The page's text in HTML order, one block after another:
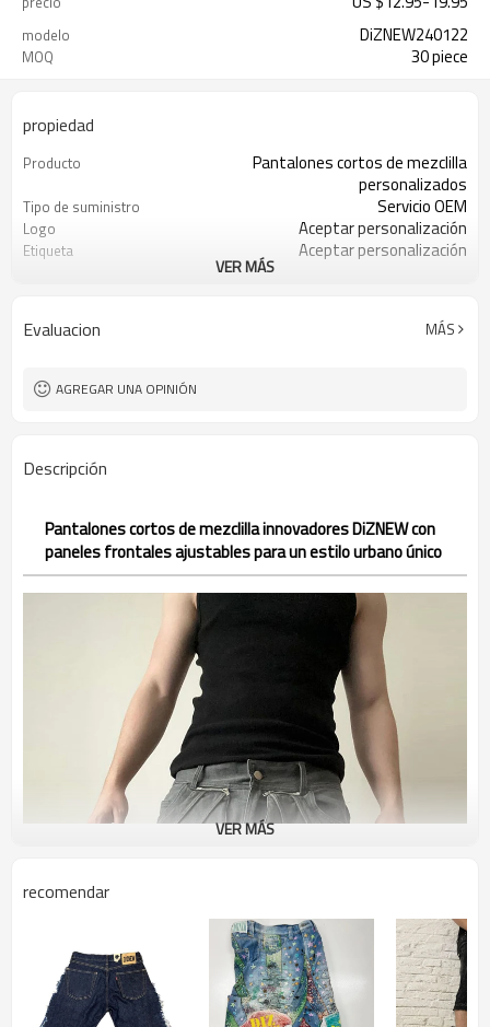
modelo DiZNEW240122
MOQ 30 piece
propiedad
Producto
Pantalones cortos de mezclilla
personalizados
Tipo de suministro Servicio OEM
Logo Aceptar personalización
Etiqueta Aceptar personalización
30 piezas
Origen Porcelana
VER MÁS
Evaluacion MÁS
AGREGAR UNA OPINIÓN
Descripción
Pantalones cortos de mezclilla innovadores DiZNEW con
paneles frontales ajustables para un estilo urbano único
VER MÁS
recomendar